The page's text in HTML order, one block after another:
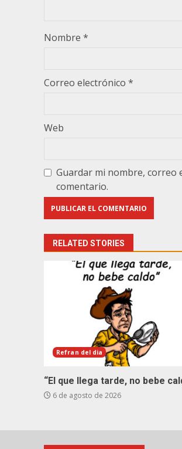
Nombre *
Correo electrónico *
Web
Guardar mi nombre, correo
comentario.
RELATED STORIES
Refran del dia
“El que llega tarde, no bebe
6 de agosto de 2026